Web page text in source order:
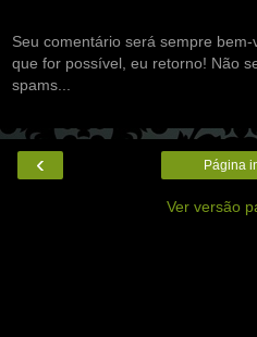
Seu comentário será sempre bem-
que for possível, eu retorno! Não
spams...
‹ Página
Ver versão